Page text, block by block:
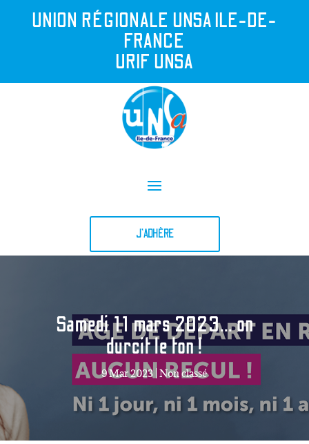
UNION RÉGIONALE UNSA ILE-DE-
FRANCE
URIF UNSA
J'ADHÈRE
Samedi 11 mars 2023… on
durcit le ton !
9 Mar 2023 Non classé